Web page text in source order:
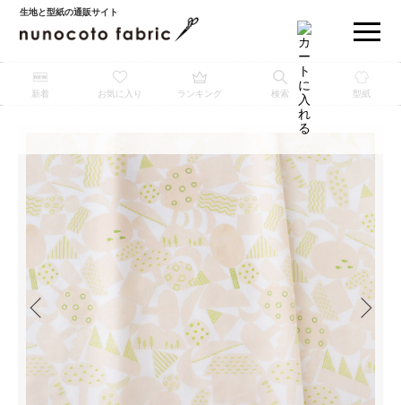
生地と型紙の通販サイト
新着 お気に入り ランキング 検索 型紙